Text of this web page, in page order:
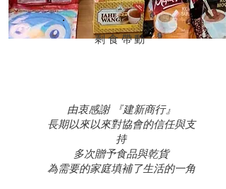
​剩食帶動
由衷感謝 『建新商行』
長期以來以來對協會的信任與支
持
多次贈予食品與乾貨
為需要的家庭填補了生活的一角